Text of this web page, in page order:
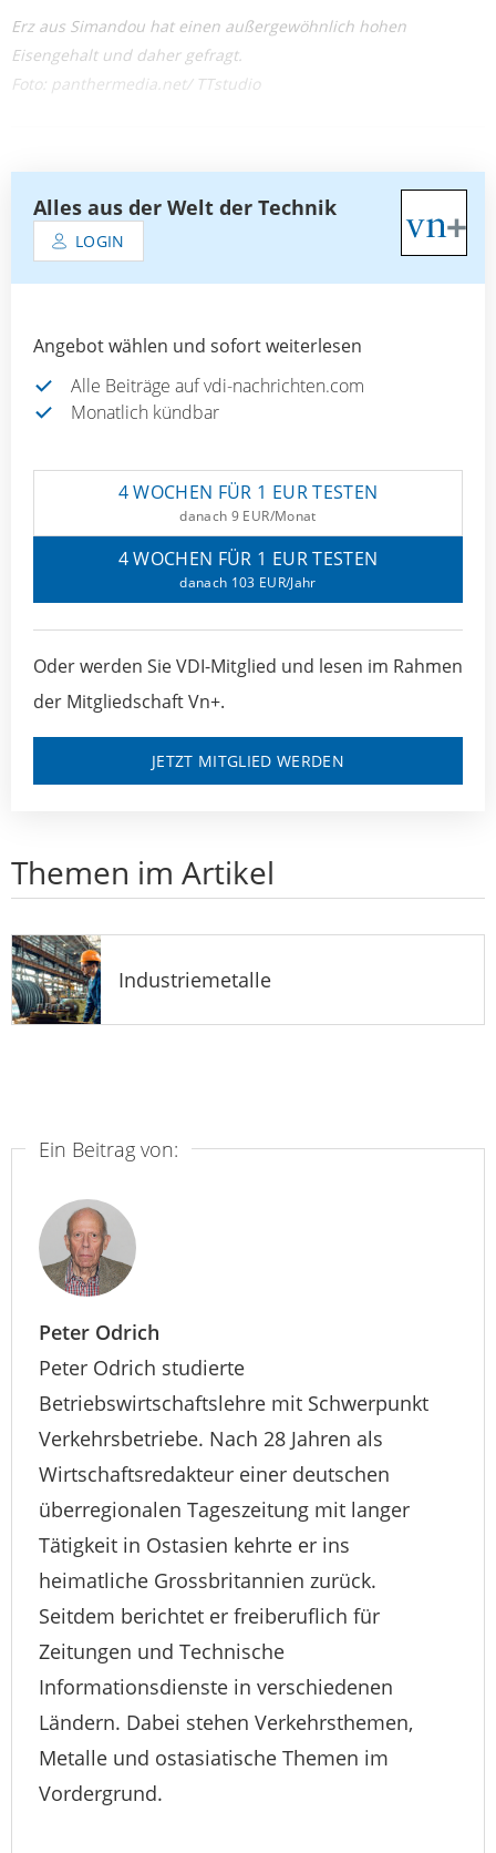
Erz aus Simandou hat einen außergewöhnlich hohen
Eisengehalt und daher gefragt.
Foto: panthermedia.net/ TTstudio
Alles aus der Welt der Technik
LOGIN
Angebot wählen und sofort weiterlesen
Alle Beiträge auf vdi-nachrichten.com
Monatlich kündbar
4 WOCHEN FÜR 1 EUR TESTEN
danach 9 EUR/Monat
4 WOCHEN FÜR 1 EUR TESTEN
danach 103 EUR/Jahr
Oder werden Sie VDI-Mitglied und lesen im Rahmen
der Mitgliedschaft Vn+.
JETZT MITGLIED WERDEN
Themen im Artikel
Industriemetalle
Ein Beitrag von:
Peter Odrich
Peter Odrich studierte
Betriebswirtschaftslehre mit Schwerpunkt
Verkehrsbetriebe. Nach 28 Jahren als
Wirtschaftsredakteur einer deutschen
überregionalen Tageszeitung mit langer
Tätigkeit in Ostasien kehrte er ins
heimatliche Grossbritannien zurück.
Seitdem berichtet er freiberuflich für
Zeitungen und Technische
Informationsdienste in verschiedenen
Ländern. Dabei stehen Verkehrsthemen,
Metalle und ostasiatische Themen im
Vordergrund.